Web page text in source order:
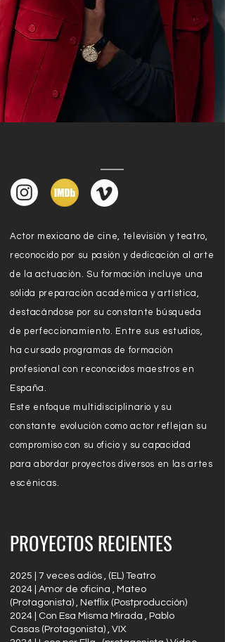
Actor mexicano de cine, televisión y teatro,
reconocido por su pasión y dedicación al arte
de la actuación. Su formación incluye una
sólida preparación académica y artística,
destacándose por su constante búsqueda
de perfeccionamiento. Entre sus estudios,
ha cursado programas de formación
profesional con reconocidos maestros en
España.
Este enfoque multidisciplinario y su
constante evolución como actor reflejan su
compromiso con su oficio y su capacidad
para abordar proyectos diversos en las artes
escénicas.
PROYECTOS RECIENTES
2025 | 7 veces adiós , (EL) Teatro
2024 | Amor de oficina , Mateo
(Protagonista) , Netflix (Postproducción)
2024 | Con Esa Misma Mirada , Pablo
Casas (Protagonista) , VIX